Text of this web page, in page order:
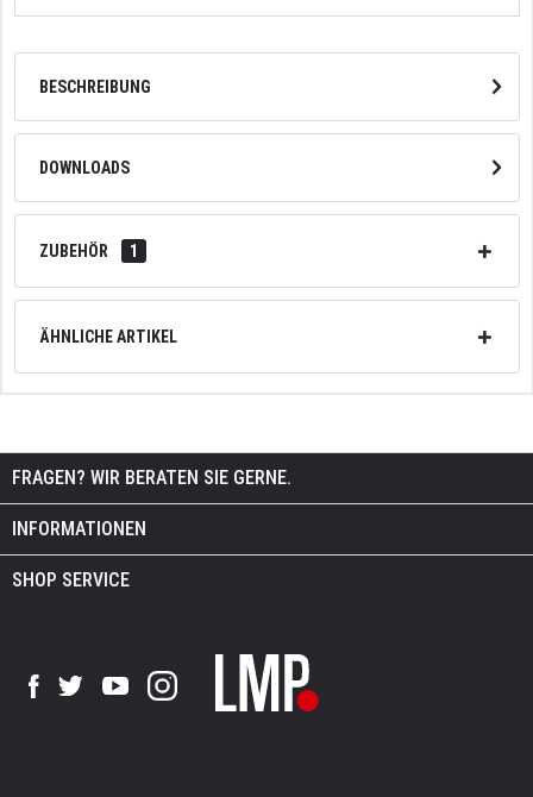
BESCHREIBUNG
DOWNLOADS
ZUBEHÖR 1
ÄHNLICHE ARTIKEL
FRAGEN? WIR BERATEN SIE GERNE.
INFORMATIONEN
SHOP SERVICE